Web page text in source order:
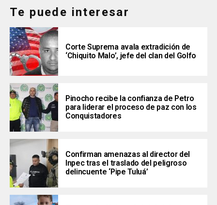
Te puede interesar
Corte Suprema avala extradición de
‘Chiquito Malo’, jefe del clan del Golfo
Pinocho recibe la confianza de Petro
para liderar el proceso de paz con los
Conquistadores
Confirman amenazas al director del
Inpec tras el traslado del peligroso
delincuente ‘Pipe Tuluá’